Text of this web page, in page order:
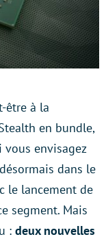
être à la
en bundle,
envisagez
dans le
le lancement de
segment. Mais
: deux nouvelles